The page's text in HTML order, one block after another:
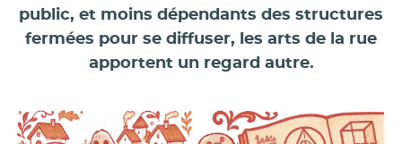
public, et moins dépendants des structures
fermées pour se diffuser, les arts de la rue
apportent un regard autre.